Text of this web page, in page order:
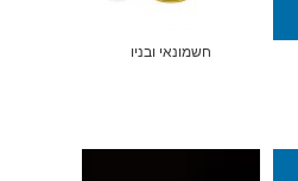
חשמונאי ובניו